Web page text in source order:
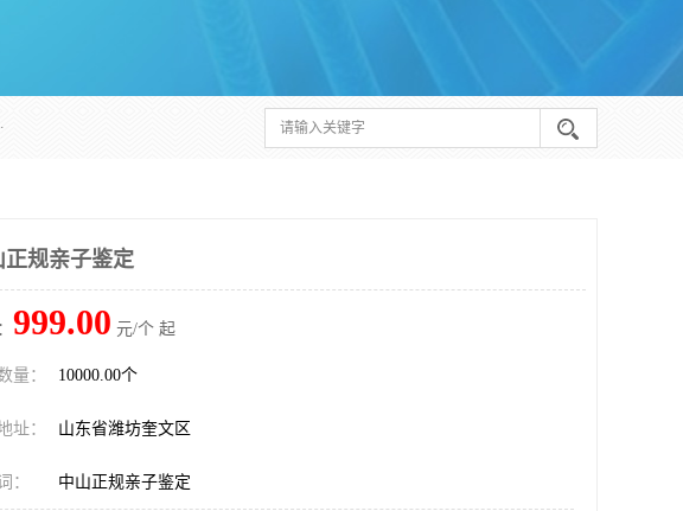
因检测公司，为国内外客户提供便捷的DNA鉴定服务。
正规亲子鉴定
999.00 元/个 起
量： 10000.00个
址： 山东省潍坊奎文区
： 中山正规亲子鉴定